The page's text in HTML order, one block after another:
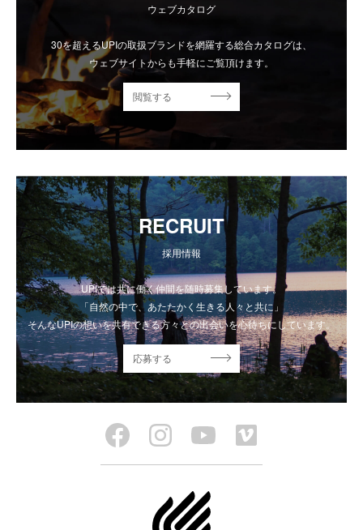
ウェブカタログ
30を超えるUPIの取扱ブランドを網羅する総合カタログは、
ウェブサイトからも手軽にご覧頂けます。
閲覧する
RECRUIT
採用情報
UPIでは共に働く仲間を随時募集しています。
「自然の中で、あたたかく生きる人々と共に」
そんなUPIの想いを共有できる方々との出会いを心待ちにしています。
応募する